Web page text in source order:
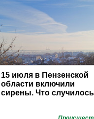
15 июля в Пензенской
области включили
сирены. Что